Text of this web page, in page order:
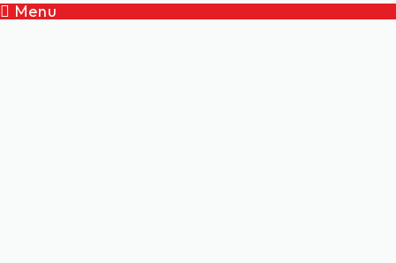
Menu